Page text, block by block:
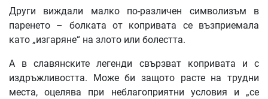
Други виждали малко по-различен символизъм в
паренето – болката от копривата се възприемала
като „изгаряне“ на злото или болестта.
А в славянските легенди свързват копривата и с
издръжливостта. Може би защото расте на трудни
места, оцелява при неблагоприятни условия и „се